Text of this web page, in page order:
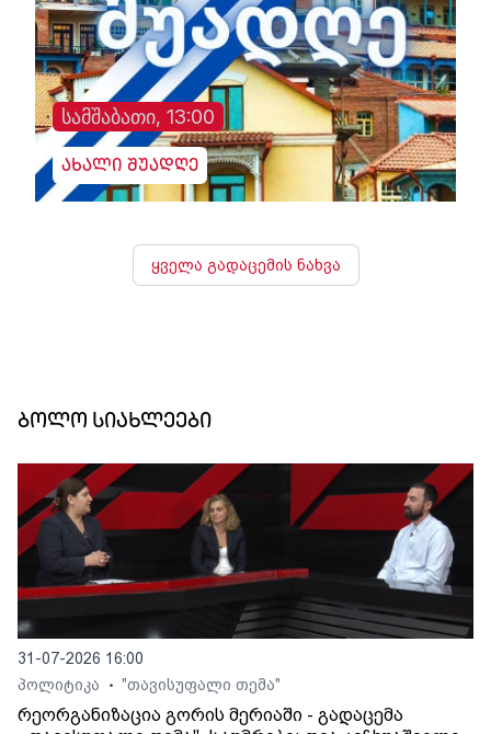
სამშაბათი, 13:00
ახალი შუადღე
ყველა გადაცემის ნახვა
ბოლო სიახლეები
31-07-2026 16:00
პოლიტიკა
• "თავისუფალი თემა"
რეორგანიზაცია გორის მერიაში - გადაცემა